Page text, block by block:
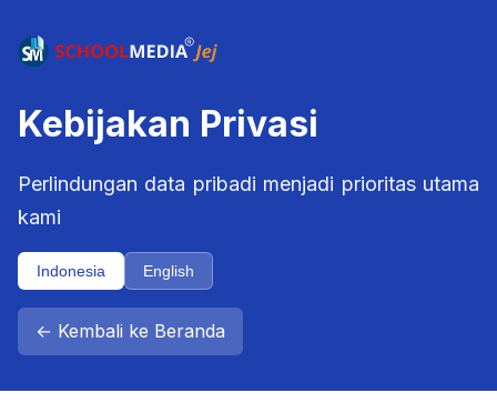
Kebijakan Privasi
Perlindungan data pribadi menjadi prioritas utama
kami
Indonesia English
← Kembali ke Beranda